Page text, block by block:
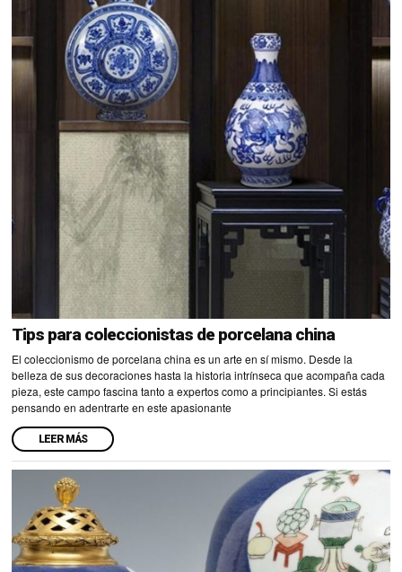
Tips para coleccionistas de porcelana china
El coleccionismo de porcelana china es un arte en sí mismo. Desde la
belleza de sus decoraciones hasta la historia intrínseca que acompaña cada
pieza, este campo fascina tanto a expertos como a principiantes. Si estás
pensando en adentrarte en este apasionante
LEER MÁS